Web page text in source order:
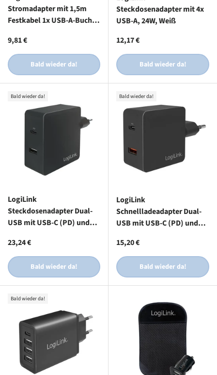
Stromadapter mit 1,5m
Festkabel 1x USB-A-Buchse
Schwarz
Normaler Preis
9,81 €
Bald wieder da!
Steckdosenadapter mit 4x
USB-A, 24W, Weiß
Normaler Preis
12,17 €
Bald wieder da!
Bald wieder da!
LogiLink
Steckdosenadapter Dual-
USB mit USB-C (PD) und
Normaler Preis
23,24 €
Bald wieder da!
Bald wieder da!
LogiLink
Schnellladeadapter Dual-
USB mit USB-C (PD) und
Normaler Preis
15,20 €
Bald wieder da!
Bald wieder da!